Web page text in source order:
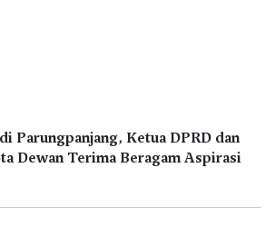
Parungpanjang, Ketua DPRD dan
Dewan Terima Beragam Aspirasi